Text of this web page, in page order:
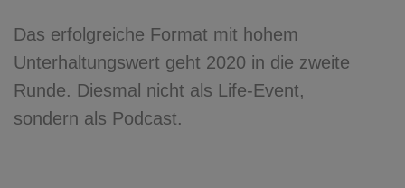
Das erfolgreiche Format mit hohem
Unterhaltungswert geht 2020 in die zweite
Runde. Diesmal nicht als Life-Event,
sondern als Podcast.